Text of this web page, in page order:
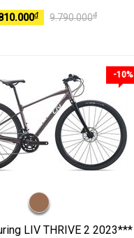
₫ 9.790.000₫
-10%
LIV THRIVE 2 2023***